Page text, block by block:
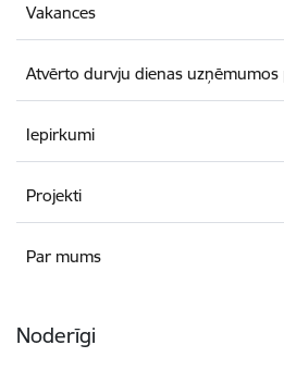
Vakances
Atvērto durvju dienas
Iepirkumi
Projekti
Par mums
Noderīgi